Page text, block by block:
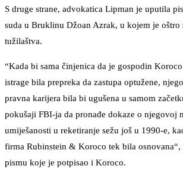
S druge strane, advokatica Lipman je uputila
suda u Bruklinu Džoan Azrak, u kojem je oštro
tužilaštva.
“Kada bi sama činjenica da je gospodin
istrage bila prepreka da zastupa optužene,
pravna karijera bila bi ugušena u samom
pokušaji FBI-ja da pronađe dokaze o njegovoj
umiješanosti u reketiranje sežu još u 1990-e,
firma Rubinstein & Koroco tek bila osnovana“,
pismu koje je potpisao i Koroco.